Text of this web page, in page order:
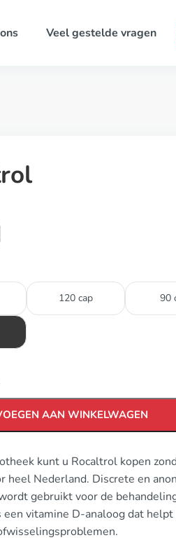
Veel gestelde vragen
120 cap 90
AAN WINKELWAGEN
kunt u Rocaltrol kopen
heel Nederland. Discrete en
gebruikt voor de
een vitamine D-analoog dat